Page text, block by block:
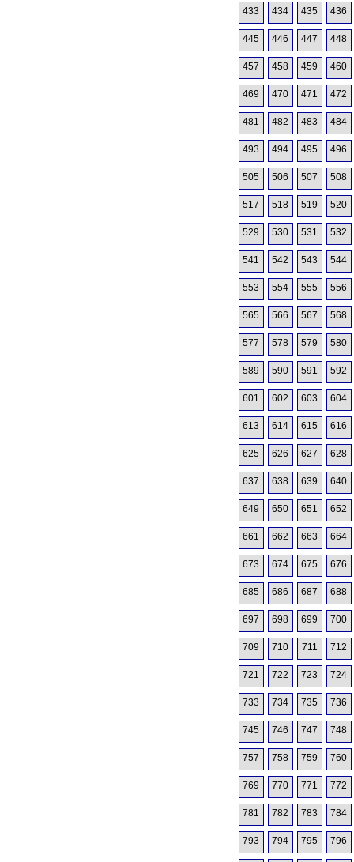
433 434 435 436
445 446 447 448
457 458 459 460
469 470 471 472
481 482 483 484
493 494 495 496
505 506 507 508
517 518 519 520
529 530 531 532
541 542 543 544
553 554 555 556
565 566 567 568
577 578 579 580
589 590 591 592
601 602 603 604
613 614 615 616
625 626 627 628
637 638 639 640
649 650 651 652
661 662 663 664
673 674 675 676
685 686 687 688
697 698 699 700
709 710 711 712
721 722 723 724
733 734 735 736
745 746 747 748
757 758 759 760
769 770 771 772
781 782 783 784
793 794 795 796